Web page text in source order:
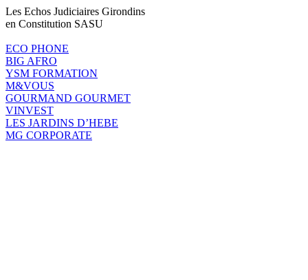
Les Echos Judiciaires Girondins
en Constitution SASU
ECO PHONE
BIG AFRO
YSM FORMATION
M&VOUS
GOURMAND GOURMET
VINVEST
LES JARDINS D’HEBE
MG CORPORATE